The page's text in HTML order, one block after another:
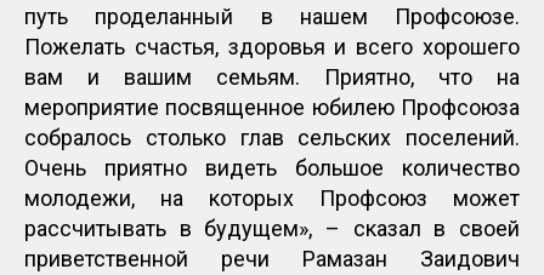
путь проделанный в нашем Профсоюзе.
Пожелать счастья, здоровья и всего хорошего
вам и вашим семьям. Приятно, что на
мероприятие посвященное юбилею Профсоюза
собралось столько глав сельских поселений.
Очень приятно видеть большое количество
молодежи, на которых Профсоюз может
рассчитывать в будущем», – сказал в своей
приветственной речи Рамазан Заидович